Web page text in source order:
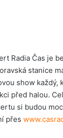
Radia Čas je
stanice
show každý,
před halou.
si budou
přes